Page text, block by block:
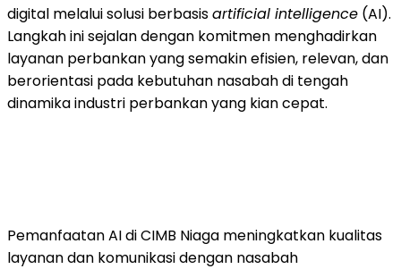
digital melalui solusi berbasisartificial intelligence (AI).
Langkah ini sejalan dengan komitmen menghadirkan
layanan perbankan yang semakin efisien, relevan, dan
berorientasi pada kebutuhan nasabah di tengah
dinamika industri perbankan yang kian cepat.
Pemanfaatan AI di CIMB Niaga meningkatkan kualitas
layanan dan komunikasi dengan nasabah